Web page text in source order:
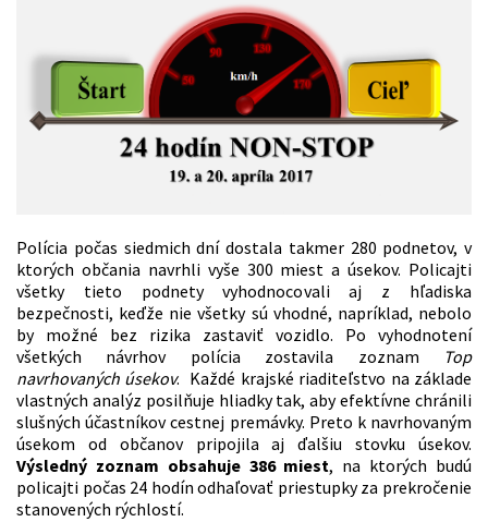
Polícia počas siedmich dní dostala takmer 280 podnetov, v
ktorých občania navrhli vyše 300 miest a úsekov. Policajti
všetky tieto podnety vyhodnocovali aj z hľadiska
bezpečnosti, keďže nie všetky sú vhodné, napríklad, nebolo
by možné bez rizika zastaviť vozidlo. Po vyhodnotení
všetkých návrhov polícia zostavila zoznam
Top
navrhovaných úsekov. Každé krajské riaditeľstvo na základe
vlastných analýz posilňuje hliadky tak, aby efektívne chránili
slušných účastníkov cestnej premávky. Preto k navrhovaným
úsekom od občanov pripojila aj ďalšiu stovku úsekov.
Výsledný zoznam obsahuje 386 miest, na ktorých budú
policajti počas 24 hodín odhaľovať priestupky za prekročenie
stanovených rýchlostí.